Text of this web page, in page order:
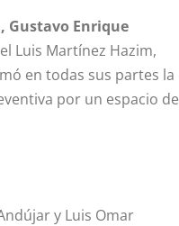
Gustavo Enrique
Luis Martínez Hazim,
en todas sus partes la
por un espacio de
y Luis Omar